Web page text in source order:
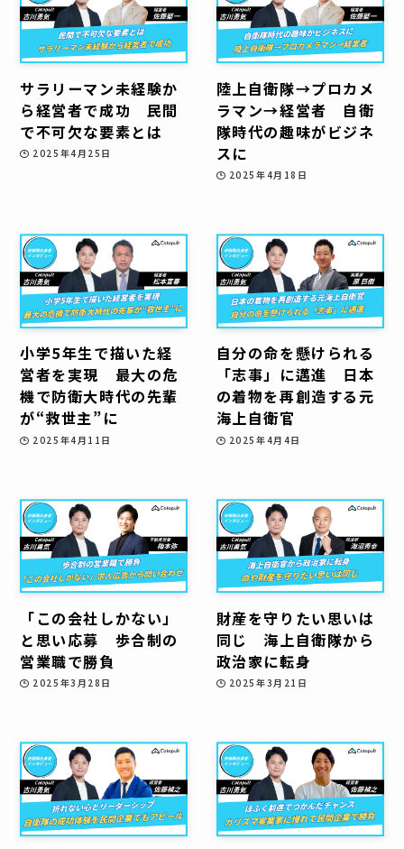
サラリーマン未経験か
ら経営者で成功 民間
で不可欠な要素とは
2025年4月25日
陸上自衛隊→プロカメ
ラマン→経営者 自衛
隊時代の趣味がビジネ
スに
2025年4月18日
小学5年生で描いた経
営者を実現 最大の危
機で防衛大時代の先輩
が“救世主”に
2025年4月11日
自分の命を懸けられる
「志事」に邁進 日本
の着物を再創造する元
海上自衛官
2025年4月4日
「この会社しかない」
と思い応募 歩合制の
営業職で勝負
2025年3月28日
財産を守りたい思いは
同じ 海上自衛隊から
政治家に転身
2025年3月21日